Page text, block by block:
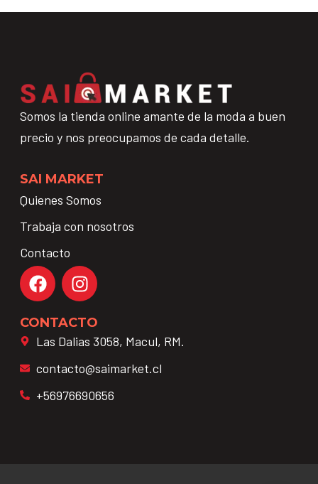
Somos la tienda online amante de la moda a buen
precio y nos preocupamos de cada detalle.
SAI MARKET
Quienes Somos
Trabaja con nosotros
Contacto
CONTACTO
Las Dalias 3058, Macul, RM.
contacto@saimarket.cl
+56976690656